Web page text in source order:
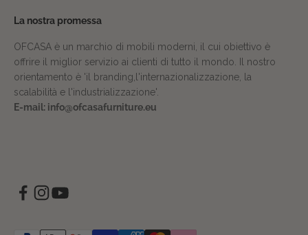
La nostra promessa
OFCASA è un marchio di mobili moderni, il cui obiettivo è
offrire il miglior servizio ai clienti di tutto il mondo. Il nostro
orientamento è 'il branding,l'internazionalizzazione, la
scalabilità e l'industrializzazione'.
E-mail: info@ofcasafurniture.eu